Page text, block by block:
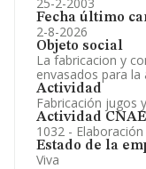
Fecha último
2-8-2026
Objeto social
La fabricacion y
envasados para la
Actividad
Fabricación jugos
Actividad CNAE
1032 -
Estado de la
Viva